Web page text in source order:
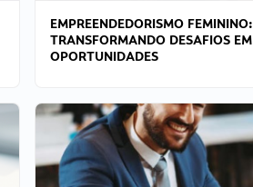
EMPREENDEDORISMO FEMININO:
TRANSFORMANDO DESAFIOS EM
OPORTUNIDADES